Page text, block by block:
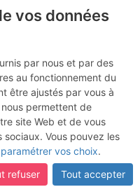
E
Simplon
vos données
par nous et par des
au fonctionnement du
être ajustés par vous à
permettent de
site Web et de vous
Vous pouvez les
paramétrer vos choix.
refuser
Tout accepter